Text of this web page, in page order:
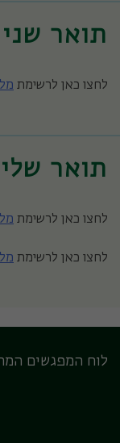
תואר שני
לחצו כאן לרשימת
תואר
לחצו כאן לרשימת
לחצו כאן לרשימת
לוח המפגשים